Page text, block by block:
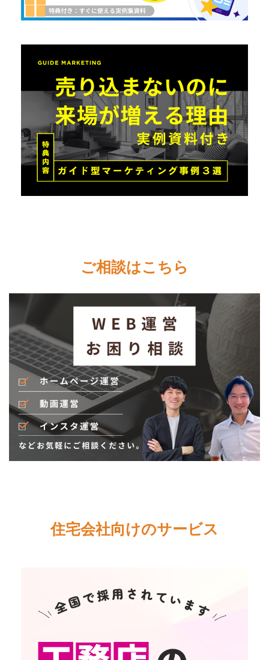
ご相談はこちら
住宅会社向けのサービス